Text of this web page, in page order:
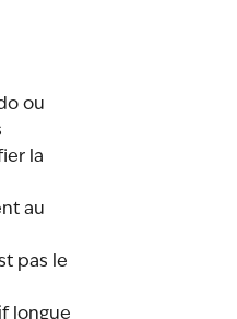
ou
la
au
pas le
longue